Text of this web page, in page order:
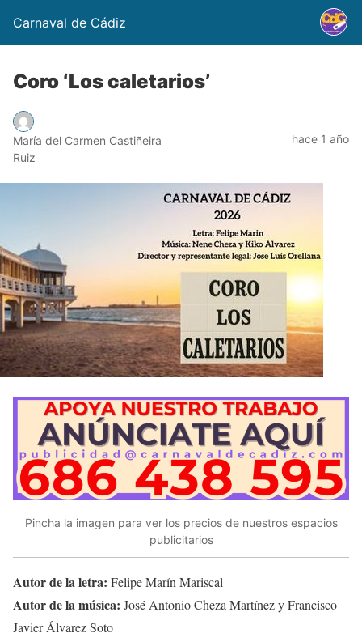
Carnaval de Cádiz
Coro ‘Los caletarios’
María del Carmen Castiñeira
Ruiz
hace 1 año
Pincha la imagen para ver los precios de nuestros espacios
publicitarios
Autor de la letra: Felipe Marín Mariscal
Autor de la música: José Antonio Cheza Martínez y Francisco
Javier Álvarez Soto